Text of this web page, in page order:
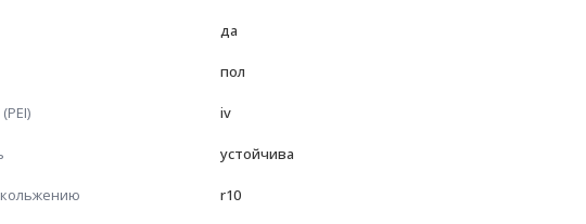
да
пол
iv
устойчива
r10